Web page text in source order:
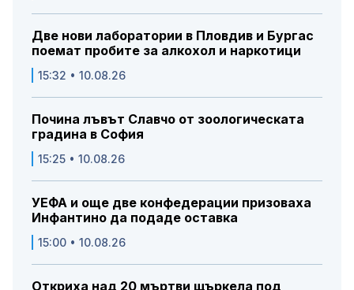
Две нови лаборатории в Пловдив и Бургас
поемат пробите за алкохол и наркотици
15:32 • 10.08.26
Почина лъвът Славчо от зоологическата
градина в София
15:25 • 10.08.26
УЕФА и още две конфедерации призоваха
Инфантино да подаде оставка
15:00 • 10.08.26
Откриха над 20 мъртви щъркела под